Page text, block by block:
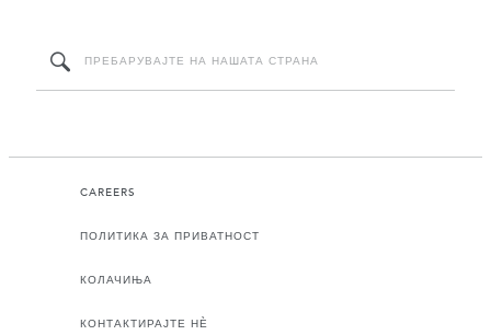
CAREERS
ПОЛИТИКА ЗА ПРИВАТНОСТ
КОЛАЧИЊА
КОНТАКТИРАЈТЕ НЀ